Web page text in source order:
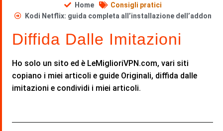
Home
Consigli pratici
Kodi Netflix: guida completa all’installazione dell’addon
Diffida Dalle Imitazioni
Ho solo un sito ed è LeMiglioriVPN.com, vari siti
copiano i miei articoli e guide Originali, diffida dalle
imitazioni e condividi i miei articoli.